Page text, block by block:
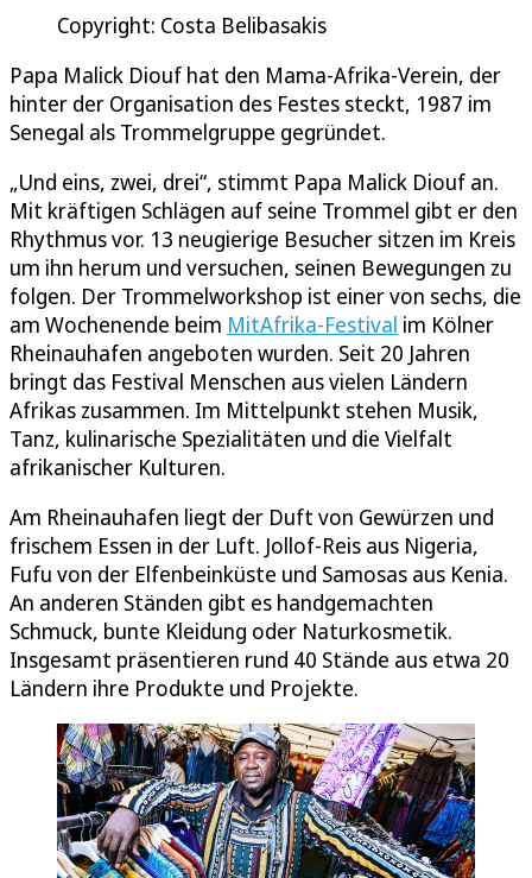
Copyright: Costa Belibasakis
Papa Malick Diouf hat den Mama-Afrika-Verein, der
hinter der Organisation des Festes steckt, 1987 im
Senegal als Trommelgruppe gegründet.
„Und eins, zwei, drei“, stimmt Papa Malick Diouf an.
Mit kräftigen Schlägen auf seine Trommel gibt er den
Rhythmus vor. 13 neugierige Besucher sitzen im Kreis
um ihn herum und versuchen, seinen Bewegungen zu
folgen. Der Trommelworkshop ist einer von sechs, die
am Wochenende beim MitAfrika-Festival im Kölner
Rheinauhafen angeboten wurden. Seit 20 Jahren
bringt das Festival Menschen aus vielen Ländern
Afrikas zusammen. Im Mittelpunkt stehen Musik,
Tanz, kulinarische Spezialitäten und die Vielfalt
afrikanischer Kulturen.
Am Rheinauhafen liegt der Duft von Gewürzen und
frischem Essen in der Luft. Jollof-Reis aus Nigeria,
Fufu von der Elfenbeinküste und Samosas aus Kenia.
An anderen Ständen gibt es handgemachten
Schmuck, bunte Kleidung oder Naturkosmetik.
Insgesamt präsentieren rund 40 Stände aus etwa 20
Ländern ihre Produkte und Projekte.